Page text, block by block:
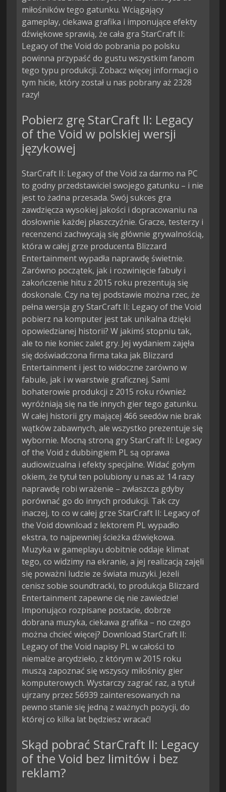
miłośników tego gatunku. Wciągający
gameplay, ciekawa grafika i imponujące efekty
dźwiękowe sprawią, że cała gra StarCraft II:
Legacy of the Void do pobrania po polsku
powinna przypaść do gustu wszystkim fanom
tego typu produkcji. Zobacz więcej informacji o
tym hicie, który został u nas pobrany aż 2328
razy!
Pobierz grę StarCraft II: Legacy
of the Void w polskiej wersji
językowej
StarCraft II: Legacy of the Void za darmo na PC
to godny przedstawiciel swojego gatunku – i nie
jest to żadna przesada. Swój sukces gra
zawdzięcza wysokiej jakości i dopracowaniu na
dosłownie każdej płaszczyźnie. Gracze, testerzy i
recenzenci zachwycają się głównie grywalnością,
która w całej grze producenta Blizzard
Entertainment wypadła naprawdę świetnie.
Zarówno początek, jak i rozwinięcie fabuły i
zakończenie hitu z 2015 roku prezentują się
doskonale. Czy na tej podstawie można rzec, że
pełna wersja gry StarCraft II: Legacy of the Void
pobierz na komputer jest tak unikalna dzięki
opowiedzianej historii? W jakimś stopniu tak,
ale to nie koniec zalet gry. Jej wydaniem zajęła
się doświadczona firma taka jak Blizzard
Entertainment i jest to widoczne zarówno w
fabule, jak i w warstwie graficznej. Sami
bohaterowie produkcji z 2015 roku również
wyróżniają się na tle innych gier tego gatunku.
W całej historii gry mającej 466 seedów nie brak
wątków zabawnych, ale wszystko prezentuje się
wybornie. Mocną stroną gry StarCraft II: Legacy
of the Void z dubbingiem PL są oprawa
audiowizualna i efekty specjalne. Widać gołym
okiem, że tytuł ten polubiony u nas aż 14 razy
naprawdę robi wrażenie – zwłaszcza gdyby
porównać go do innych produkcji. Tak czy
inaczej, to co w całej grze StarCraft II: Legacy of
the Void download z lektorem PL wypadło
ekstra, to najpewniej ścieżka dźwiękowa.
Muzyka w gameplayu dobitnie oddaje klimat
tego, co widzimy na ekranie, a jej realizacją zajęli
się poważni ludzie ze świata muzyki. Jeżeli
cenisz sobie soundtracki, to produkcja Blizzard
Entertainment zapewne cię nie zawiedzie!
Imponująco rozpisane postacie, dobrze
dobrana muzyka, ciekawa grafika – no czego
można chcieć więcej? Download StarCraft II:
Legacy of the Void napisy PL w całości to
niemalże arcydzieło, z którym w 2015 roku
muszą zapoznać się wszyscy miłośnicy gier
komputerowych. Wystarczy zagrać raz, a tytuł
ujrzany przez 56939 zainteresowanych na
pewno stanie się jedną z ważnych pozycji, do
której co kilka lat będziesz wracać!
Skąd pobrać StarCraft II: Legacy
of the Void bez limitów i bez
reklam?